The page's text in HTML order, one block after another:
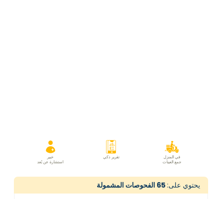
في المنزل
جمع العينات
تقرير ذكي
خبير
استشارة عن بُعد
يحتوي على:65 الفحوصات المشمولة